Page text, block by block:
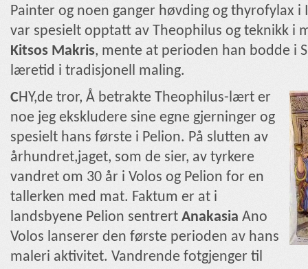
Painter og noen ganger høvding og thyrofylax
var spesielt opptatt av Theophilus og teknikk i
Kitsos Makris, mente at perioden han bodde i
læretid i tradisjonell maling.
CHY,de tror, Å betrakte Theophilus-lært er
noe jeg ekskludere sine egne gjerninger og
spesielt hans første i Pelion. På slutten av
århundret,jaget, som de sier, av tyrkere
vandret om 30 år i Volos og Pelion for en
tallerken med mat. Faktum er at i
landsbyene Pelion sentrert Anakasia Ano
Volos lanserer den første perioden av hans
maleri aktivitet. Vandrende fotgjenger til